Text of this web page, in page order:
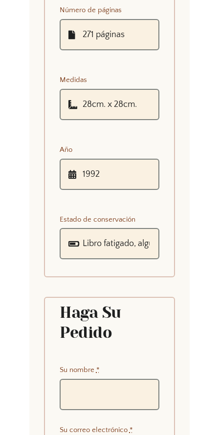
Número de páginas
Medidas
Año
Estado de conservación
Haga Su
Pedido
Su nombre *
Su correo electrónico *